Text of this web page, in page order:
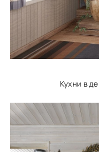
Кухни в